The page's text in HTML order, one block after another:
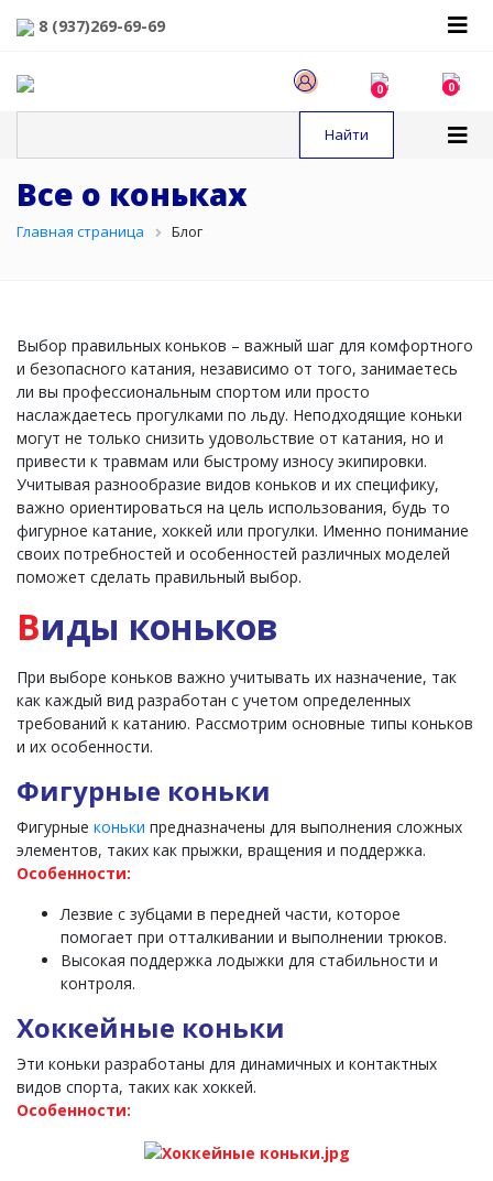
8 (937)269-69-69
0 0
Все о коньках
Главная страница Блог
Выбор правильных коньков – важный шаг для комфортного
и безопасного катания, независимо от того, занимаетесь
ли вы профессиональным спортом или просто
наслаждаетесь прогулками по льду. Неподходящие коньки
могут не только снизить удовольствие от катания, но и
привести к травмам или быстрому износу экипировки.
Учитывая разнообразие видов коньков и их специфику,
важно ориентироваться на цель использования, будь то
фигурное катание, хоккей или прогулки. Именно понимание
своих потребностей и особенностей различных моделей
поможет сделать правильный выбор.
Виды коньков
При выборе коньков важно учитывать их назначение, так
как каждый вид разработан с учетом определенных
требований к катанию. Рассмотрим основные типы коньков
и их особенности.
Фигурные коньки
Фигурные коньки предназначены для выполнения сложных
элементов, таких как прыжки, вращения и поддержка.
Особенности:
Лезвие с зубцами в передней части, которое
помогает при отталкивании и выполнении трюков.
Высокая поддержка лодыжки для стабильности и
контроля.
Хоккейные коньки
Эти коньки разработаны для динамичных и контактных
видов спорта, таких как хоккей.
Особенности: